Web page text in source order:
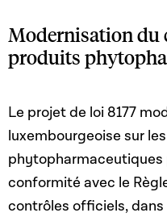
Modernisation du
produits
Le projet de loi 8177
luxembourgeoise sur
phytopharmaceutiques
conformité avec le
contrôles officiels,